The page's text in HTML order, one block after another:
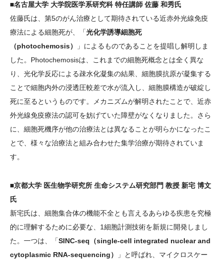
■名古屋大学 大学院医学系研究科 特任講師 佐藤 和秀氏
佐藤氏は、第5のがん治療として期待されている近赤外光線免疫
療法による細胞死が、「光化学誘導細胞死
（photochemosis）
」によるものであることを提唱し解明しま
した。Photochemosisは、これまでの細胞死概念とは全く異な
り、光化学反応による疎水化凝集の結果、細胞膜抗原が凝集する
ことで細胞内外の浸透圧較差で水が流入し、細胞膜構造が破綻し
死に至るというものです。メカニズムが解明されたことで、近赤
外光線免疫療法の認可を妨げていた障壁がなくなりました。さら
に、細胞死機序が他の治療法とは異なることが明らかになったこ
とで、様々な治療法と組み合わせた集学治療が期待されていま
す。
■京都大学 医生物学研究所 生命システム研究部門 教授 新宅 博文
氏
新宅氏は、細胞集合体の機能不全とも言えるあらゆる疾患を究極
的に理解するために必要な、1細胞計測技術を新規に開発しまし
た。一つは、「SINC-seq（single-cell integrated nuclear and
cytoplasmic RNA-sequencing）
」と呼ばれ、マイクロスケー